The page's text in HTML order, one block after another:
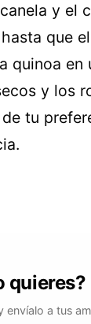
y el
que
quinoa en
y los
tu
quieres?
envíalo a tus